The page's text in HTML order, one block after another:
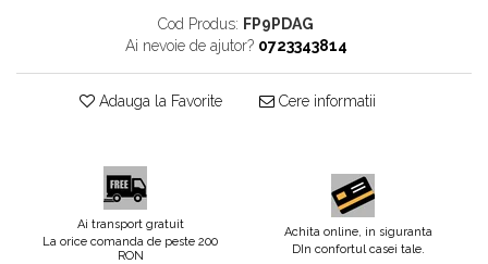
Cod Produs: FP9PDAG
Ai nevoie de ajutor? 0723343814
Adauga la Favorite Cere informatii
Ai transport gratuit
La orice comanda de peste 200
RON
Achita online, in siguranta
DIn confortul casei tale.